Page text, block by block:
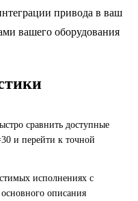
привода в ваш
вашего оборудования
сравнить доступные
и перейти к точной
исполнениях с
описания